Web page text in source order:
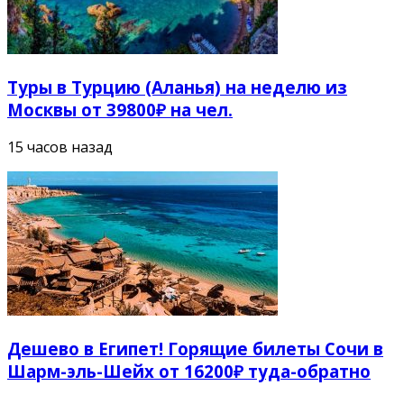
Туры в Турцию (Аланья) на неделю из
Москвы от 39800₽ на чел.
15 часов назад
Дешево в Египет! Горящие билеты Сочи в
Шарм-эль-Шейх от 16200₽ туда-обратно